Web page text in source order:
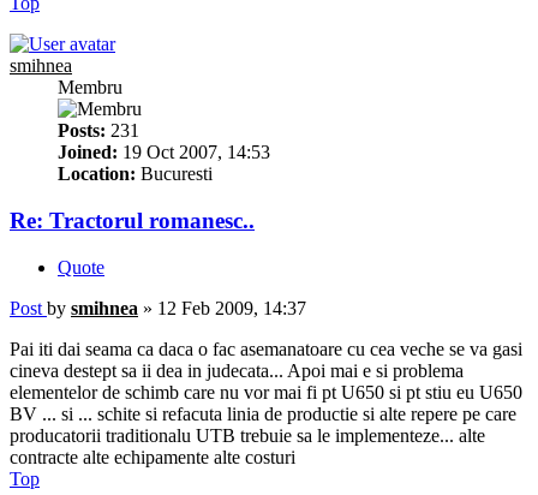
smihnea
Membru
Posts: 231
Joined: 19 Oct 2007, 14:53
Location: Bucuresti
Re: Tractorul romanesc..
Quote
Post by smihnea » 12 Feb 2009, 14:37
Pai iti dai seama ca daca o fac asemanatoare cu cea veche se va gasi
cineva destept sa ii dea in judecata... Apoi mai e si problema
elementelor de schimb care nu vor mai fi pt U650 si pt stiu eu U650
BV ... si ... schite si refacuta linia de productie si alte repere pe care
producatorii traditionalu UTB trebuie sa le implementeze... alte
contracte alte echipamente alte costuri
Top